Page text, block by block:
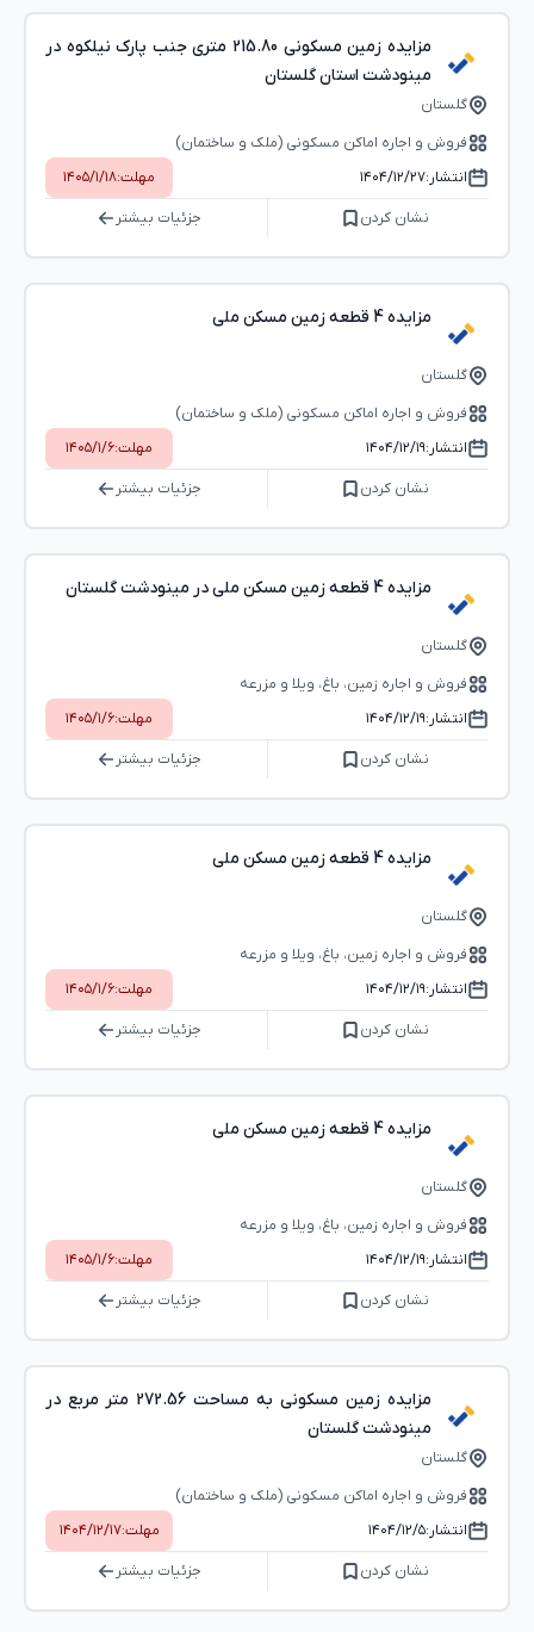
مزایده زمین مسکونی 215.80 متری جنب پارک نیلکوه در
مینودشت استان گلستان
گلستان
فروش و اجاره اماکن مسکونی (ملک و ساختمان)
انتشار:۱۴۰۴/۱۲/۲۷ مهلت:۱۴۰۵/۱/۱۸
نشان کردن جزئیات بیشتر
مزایده 4 قطعه زمین مسکن ملی
گلستان
فروش و اجاره اماکن مسکونی (ملک و ساختمان)
انتشار:۱۴۰۴/۱۲/۱۹ مهلت:۱۴۰۵/۱/۶
نشان کردن جزئیات بیشتر
مزایده 4 قطعه زمین مسکن ملی در مینودشت گلستان
گلستان
فروش و اجاره زمین، باغ، ویلا و مزرعه
انتشار:۱۴۰۴/۱۲/۱۹ مهلت:۱۴۰۵/۱/۶
نشان کردن جزئیات بیشتر
مزایده 4 قطعه زمین مسکن ملی
گلستان
فروش و اجاره زمین، باغ، ویلا و مزرعه
انتشار:۱۴۰۴/۱۲/۱۹ مهلت:۱۴۰۵/۱/۶
نشان کردن جزئیات بیشتر
مزایده 4 قطعه زمین مسکن ملی
گلستان
فروش و اجاره زمین، باغ، ویلا و مزرعه
انتشار:۱۴۰۴/۱۲/۱۹ مهلت:۱۴۰۵/۱/۶
نشان کردن جزئیات بیشتر
مزایده زمین مسکونی به مساحت 272.56 متر مربع در
مینودشت گلستان
گلستان
فروش و اجاره اماکن مسکونی (ملک و ساختمان)
انتشار:۱۴۰۴/۱۲/۵ مهلت:۱۴۰۴/۱۲/۱۷
نشان کردن جزئیات بیشتر